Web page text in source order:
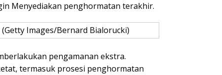
Menyediakan penghormatan terakhir.
Images/Bernard Bialorucki)
pengamanan ekstra.
termasuk prosesi penghormatan